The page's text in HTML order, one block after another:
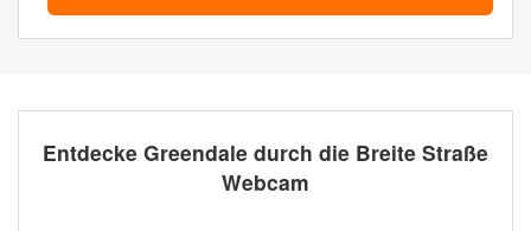
Entdecke Greendale durch die Breite Straße
Webcam